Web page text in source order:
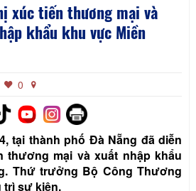
xúc tiến thương mại và
khẩu khu vực Miền
0
tại thành phố Đà Nẵng đã diễn
thương mại và xuất nhập khẩu
Thứ trưởng Bộ Công Thương
trì sự kiện.